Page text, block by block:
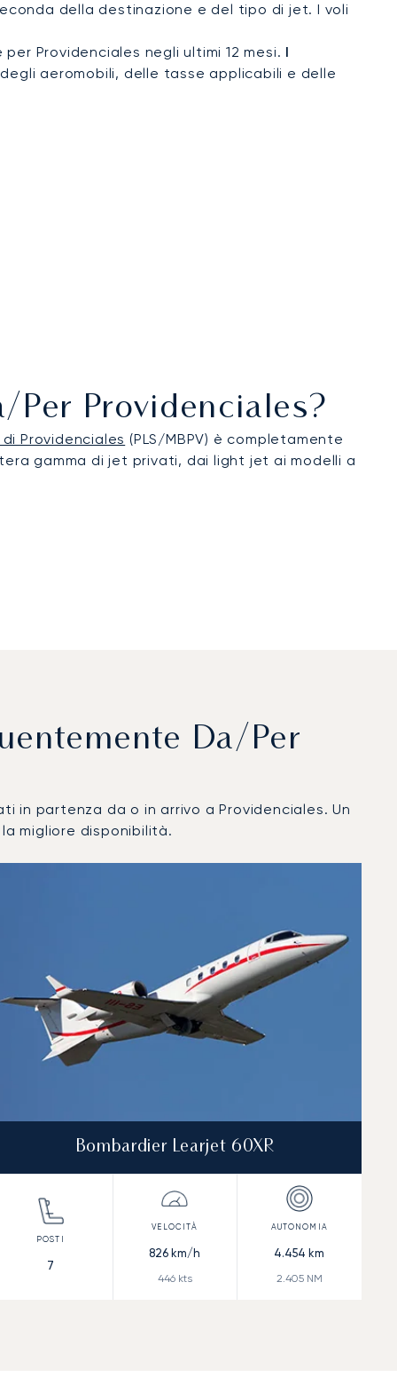
della destinazione e del tipo di jet. I voli
Providenciales negli ultimi 12 mesi. I
aeromobili, delle tasse applicabili e delle
per Providenciales?
Providenciales (PLS/MBPV) è completamente
gamma di jet privati, dai light jet ai modelli a
Da/per
in partenza da o in arrivo a Providenciales. Un
migliore disponibilità.
Bombardier Learjet 60XR
7
826 km/h
446kts
4.454 km
2.405NM